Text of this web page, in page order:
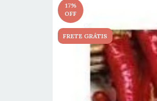
17%
OFF
FRETE GRÁTIS